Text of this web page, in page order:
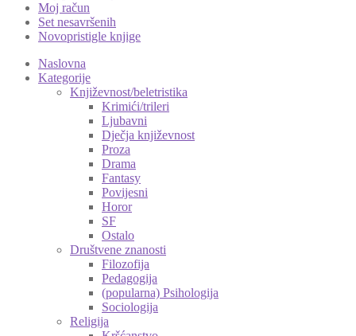
Moj račun
Set nesavršenih
Novopristigle knjige
Naslovna
Kategorije
Književnost/beletristika
Krimići/trileri
Ljubavni
Dječja književnost
Proza
Drama
Fantasy
Povijesni
Horor
SF
Ostalo
Društvene znanosti
Filozofija
Pedagogija
(popularna) Psihologija
Sociologija
Religija